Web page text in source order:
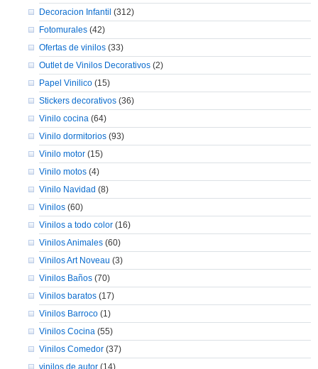
Decoracion Infantil (312)
Fotomurales(42)
Ofertas de vinilos(33)
Outlet de Vinilos Decorativos(2)
Papel Vinilico(15)
Stickers decorativos(36)
Vinilo cocina(64)
Vinilo dormitorios(93)
Vinilo motor(15)
Vinilo motos(4)
Vinilo Navidad (8)
Vinilos(60)
Vinilos a todo color(16)
Vinilos Animales(60)
Vinilos Art Noveau (3)
Vinilos Baños(70)
Vinilos baratos(17)
Vinilos Barroco(1)
Vinilos Cocina(55)
Vinilos Comedor(37)
vinilos de autor(14)